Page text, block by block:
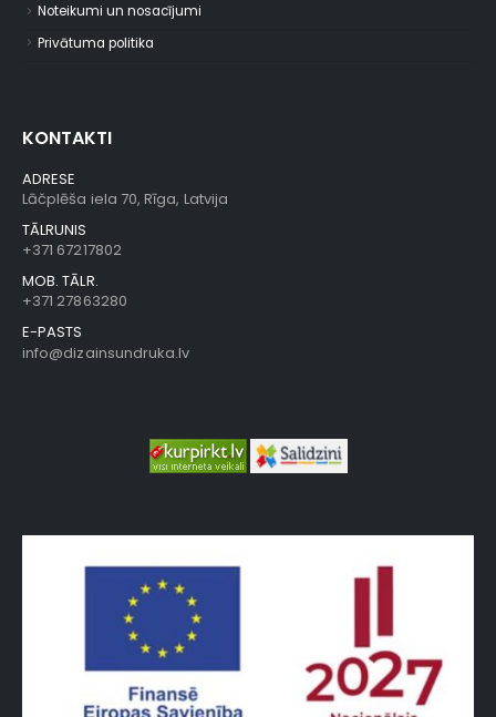
Noteikumi un nosacījumi
Privātuma politika
KONTAKTI
ADRESE
Lāčplēša iela 70, Rīga, Latvija
TĀLRUNIS
+371 67217802
MOB. TĀLR.
+371 27863280
E-PASTS
info@dizainsundruka.lv